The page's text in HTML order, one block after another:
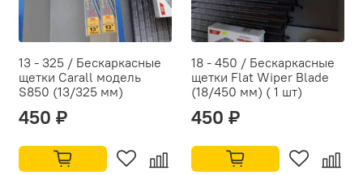
13 - 325 / Бескаркасные
щетки Carall модель
S850 (13/325 мм)
450 ₽
18 - 450 / Бескаркасные
щетки Flat Wiper Blade
(18/450 мм) ( 1 шт)
450 ₽